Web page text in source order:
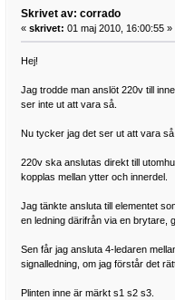
Skrivet av: corrado
« skrivet: 01 maj 2010, 16:00:55 »
Hej!
Jag trodde man anslöt 220v till
ser inte ut att vara så.
Nu tycker jag det ser ut att vara så
220v ska anslutas direkt till
kopplas mellan ytter och innerdel.
Jag tänkte ansluta till elementet
en ledning därifrån via en brytare,
Sen får jag ansluta 4-ledaren
signalledning, om jag förstår det
Plinten inne är märkt s1 s2 s3.